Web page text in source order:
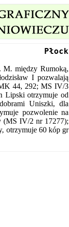
Płock
M. między Rumoką,
I pozwalają
44, 292; MS IV/3
Lipski otrzymuje od
Uniszki, dla
pozwolenie na
(MS IV/2 nr 17277);
otrzymuje 60 kóp gr